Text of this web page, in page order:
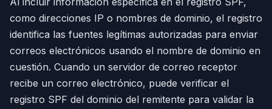
como direcciones IP o nombres de dominio, el registro
identifica las fuentes legítimas autorizadas para enviar
correos electrónicos usando el nombre de dominio en
cuestión. Cuando un servidor de correo receptor
recibe un correo electrónico, puede verificar el
registro SPF del dominio del remitente para validar la